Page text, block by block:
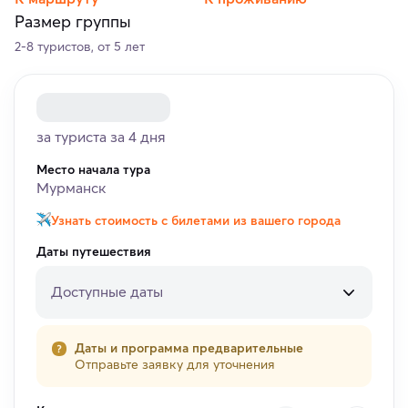
Размер группы
2-8 туристов, от 5 лет
за туриста за 4 дня
Место начала тура
Мурманск
Узнать стоимость с билетами из вашего города
Даты путешествия
Доступные даты
Даты и программа предварительные
Отправьте заявку для уточнения